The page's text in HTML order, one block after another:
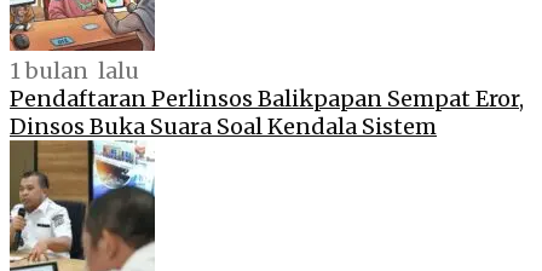
1 bulan lalu
Pendaftaran Perlinsos Balikpapan Sempat Eror,
Dinsos Buka Suara Soal Kendala Sistem